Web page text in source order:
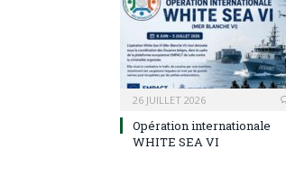
26 JUILLET 2026
Opération internationale
WHITE SEA VI